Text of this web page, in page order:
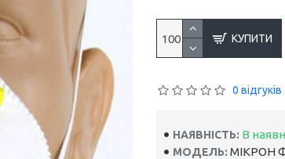
НАЯВНІСТЬ: В
МОДЕЛЬ: МІКРОН Ф
0 відгуків
КУПИТИ